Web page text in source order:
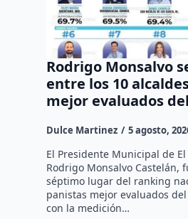
Rodrigo Monsalvo
entre los 10
mejor evaluados
Dulce Martinez 5 agosto,
El Presidente Municipal de
Rodrigo Monsalvo Castelán,
séptimo lugar del ranking
panistas mejor evaluados
con la medición…